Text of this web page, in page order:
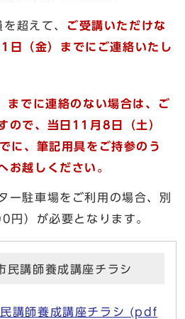
えて、
ご受講いただけな
日（金）までに ご連絡いたし
でに連絡のない場合は、ご
ので、当日11月8日（土）
に、筆記用具をご持参のう
お越しください。
ー駐車場をご利用の場合、別
円）が必要となります。
民講師養成講座チラシ
講師養成講座チラシ (pdf